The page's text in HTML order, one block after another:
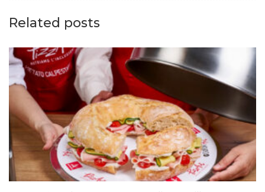
Related posts